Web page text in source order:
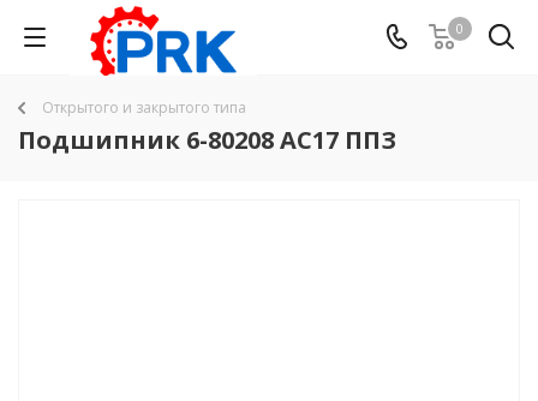
0
Открытого и закрытого типа
Подшипник 6-80208 AС17 ППЗ